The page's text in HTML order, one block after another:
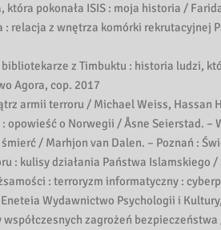
która pokonała ISIS : moja historia /
: relacja z wnętrza komórki rekrutacyjnej
z Timbuktu : historia ludzi,
Agora, cop. 2017
armii terroru / Michael Weiss, Hassan
opowieść o Norwegii / Åsne Seierstad. –
/ Marhjon van Dalen. – Poznań :
: kulisy działania Państwa Islamskiego
: terroryzm informatyczny :
Wydawnictwo Psychologii i
zagrożeń